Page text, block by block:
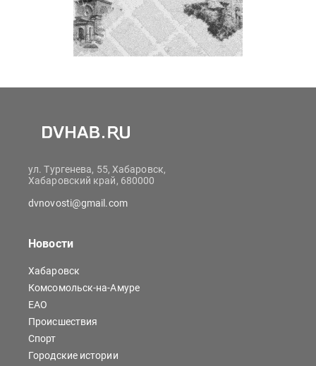
ул. Тургенева, 55, Хабаровск,
Хабаровский край, 680000
dvnovosti@gmail.com
Новости
Хабаровск
Комсомольск-на-Амуре
ЕАО
Происшествия
Спорт
Городские истории